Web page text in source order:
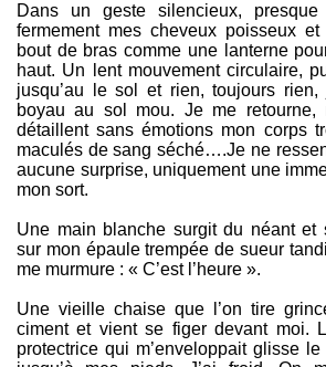
Dans un geste silencieux, presque
fermement mes cheveux poisseux
bout de bras comme une lanterne
haut. Un lent mouvement circulaire,
jusqu’au le sol et rien, toujours rien,
boyau au sol mou. Je me retourne,
détaillent sans émotions mon corps
maculés de sang séché….Je ne
aucune surprise, uniquement une
mon sort.
Une main blanche surgit du néant et
sur mon épaule trempée de sueur
me murmure : « C’est l’heure ».
Une vieille chaise que l’on tire
ciment et vient se figer devant moi.
protectrice qui m’enveloppait glisse